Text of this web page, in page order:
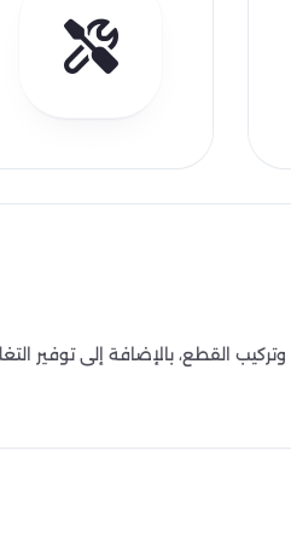
القطع، بالإضافة إلى توفير